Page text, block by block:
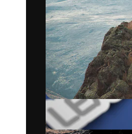
Copyright © 2010-